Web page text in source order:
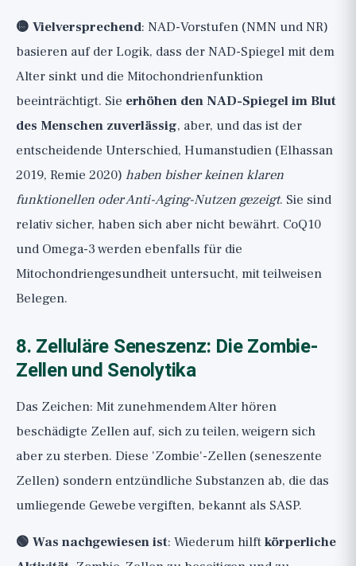
🟡 Vielversprechend: NAD-Vorstufen (NMN und NR)
basieren auf der Logik, dass der NAD-Spiegel mit dem
Alter sinkt und die Mitochondrienfunktion
beeinträchtigt. Sie erhöhen den NAD-Spiegel im Blut
des Menschen zuverlässig, aber, und das ist der
entscheidende Unterschied, Humanstudien (Elhassan
2019, Remie 2020) haben bisher keinen klaren
funktionellen oder Anti-Aging-Nutzen gezeigt. Sie sind
relativ sicher, haben sich aber nicht bewährt. CoQ10
und Omega-3 werden ebenfalls für die
Mitochondriengesundheit untersucht, mit teilweisen
Belegen.
8. Zelluläre Seneszenz: Die Zombie-
Zellen und Senolytika
Das Zeichen: Mit zunehmendem Alter hören
beschädigte Zellen auf, sich zu teilen, weigern sich
aber zu sterben. Diese 'Zombie'-Zellen (seneszente
Zellen) sondern entzündliche Substanzen ab, die das
umliegende Gewebe vergiften, bekannt als SASP.
🟢 Was nachgewiesen ist: Wiederum hilftkörperliche